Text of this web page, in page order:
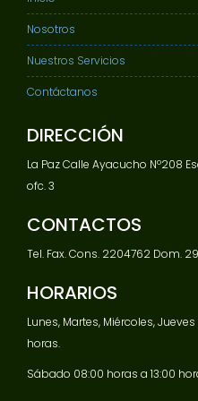
Nosotros
Nuestros Servicios
Contáctanos
DIRECCIÓN
La Paz Calle Ayacucho Nº208
ofc. 3
CONTACTOS
Tel. Fax. Cons. 2204762 Dom.
HORARIOS
Lunes, Martes, Miércoles,
horas.
Sábado 08:00 horas a 13:00